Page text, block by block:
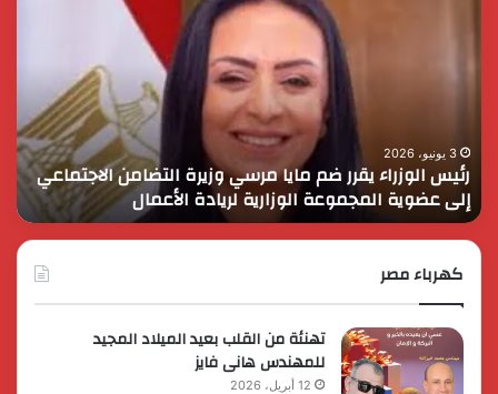
التضامن
الاجتماعي
إلى
عضوية
المجموعة
الوزارية
3 يونيو، 2026
رئيس الوزراء يقرر ضم مايا مرسي وزيرة التضامن الاجتماعي
إلى عضوية المجموعة الوزارية لريادة الأعمال
في
كهرباء مصر
تهنئة من القلب بعيد الميلاد المجيد
للمهندس هانى فايز
12 أبريل، 2026